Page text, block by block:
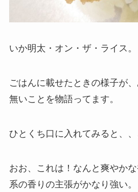
いか明太・オン・ザ・ライス。
ごはんに載せたときの様子が
無いことを物語ってます。
ひとくち口に入れてみると、、
おお、これは！なんと爽やか
系の香りの主張がかなり強い。